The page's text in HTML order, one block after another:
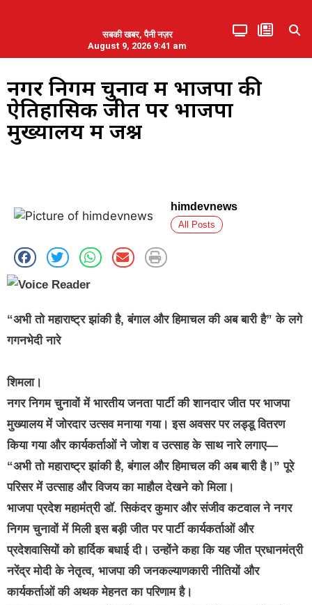
सबकी खबर, पैनी नज़र
August 9, 2026 9:41 am
नगर निगम चुनाव में भाजपा की
ऐतिहासिक जीत पर भाजपा
मुख्यालय में जश्न
himdevnews
All Posts
“अभी तो महाराष्ट्र झांकी है, बंगाल और हिमाचल की अब बारी है” के लगे
गगनभेदी नारे
शिमला।
नगर निगम चुनावों में भारतीय जनता पार्टी की शानदार जीत पर भाजपा
मुख्यालय में जोरदार उत्सव मनाया गया। इस अवसर पर लड्डू वितरण
किया गया और कार्यकर्ताओं ने जोश व उत्साह के साथ नारे लगाए—
“अभी तो महाराष्ट्र झांकी है, बंगाल और हिमाचल की अब बारी है।” पूरे
परिसर में उत्साह और विजय का माहौल देखने को मिला।
भाजपा प्रदेश महामंत्री डॉ. सिकंदर कुमार और संजीव कटवाल ने नगर
निगम चुनावों में मिली इस बड़ी जीत पर पार्टी कार्यकर्ताओं और
प्रदेशवासियों को हार्दिक बधाई दी। उन्होंने कहा कि यह जीत प्रधानमंत्री
नरेंद्र मोदी के नेतृत्व, भाजपा की जनकल्याणकारी नीतियों और
कार्यकर्ताओं की अथक मेहनत का परिणाम है।